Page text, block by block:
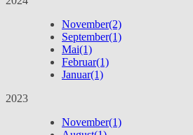
November(2)
September(1)
Mai(1)
Februar(1)
Januar(1)
2023
November(1)